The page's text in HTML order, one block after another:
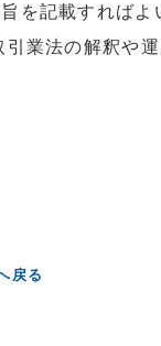
を記載すればよ
業法の解釈や
戻る